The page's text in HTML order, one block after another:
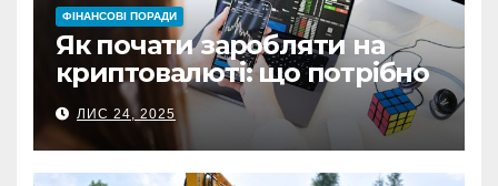
ФІНАНСОВІ ПОРАДИ
Як почати заробляти на
криптовалюті: що потрібно
знати перед першою
інвестицією
ЛИС 24, 2025